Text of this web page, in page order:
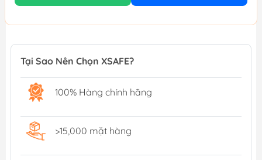
Tại Sao Nên Chọn XSAFE?
100% Hàng chính hãng
>15,000 mặt hàng